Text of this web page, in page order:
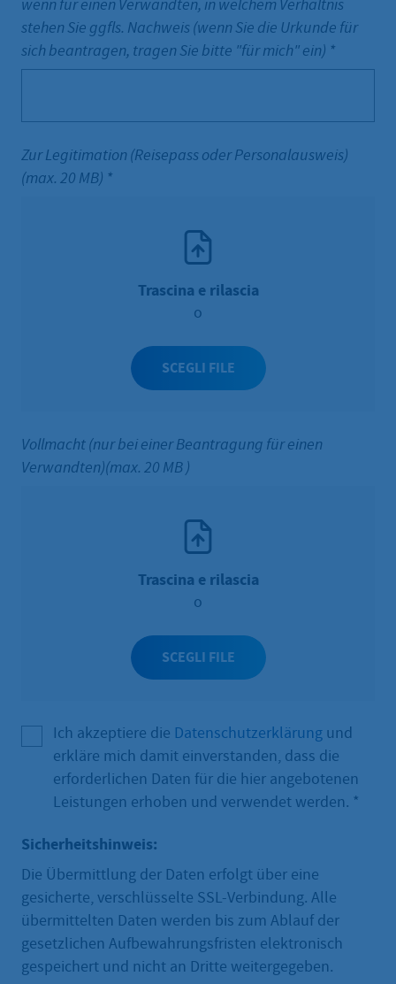
wenn für einen Verwandten, in welchem Verhältnis
stehen Sie ggfls. Nachweis (wenn Sie die Urkunde für
sich beantragen, tragen Sie bitte "für mich" ein) *
Zur Legitimation (Reisepass oder Personalausweis)
(max. 20 MB) *
Trascina e rilascia
o
SCEGLI FILE
Vollmacht (nur bei einer Beantragung für einen
Verwandten)(max. 20 MB )
Trascina e rilascia
o
SCEGLI FILE
Ich akzeptiere die Datenschutzerklärung und
erkläre mich damit einverstanden, dass die
erforderlichen Daten für die hier angebotenen
Leistungen erhoben und verwendet werden. *
Sicherheitshinweis:
Die Übermittlung der Daten erfolgt über eine
gesicherte, verschlüsselte SSL-Verbindung. Alle
übermittelten Daten werden bis zum Ablauf der
gesetzlichen Aufbewahrungsfristen elektronisch
gespeichert und nicht an Dritte weitergegeben.